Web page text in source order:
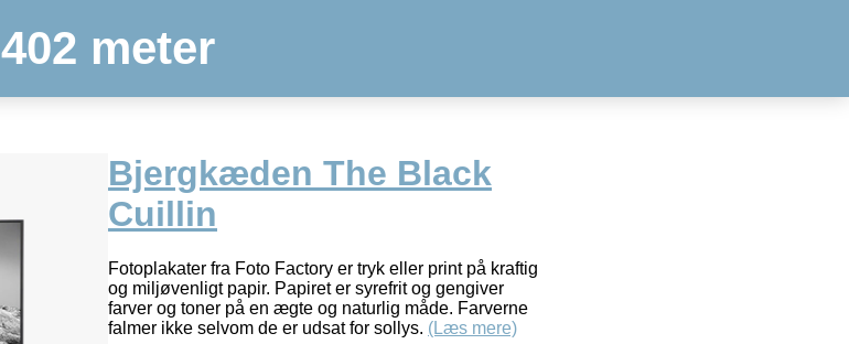
402 meter
Bjergkæden The Black
Cuillin
Fotoplakater fra Foto Factory er tryk eller print på kraftig
og miljøvenligt papir. Papiret er syrefrit og gengiver
farver og toner på en ægte og naturlig måde. Farverne
falmer ikke selvom de er udsat for sollys. (Læs mere)